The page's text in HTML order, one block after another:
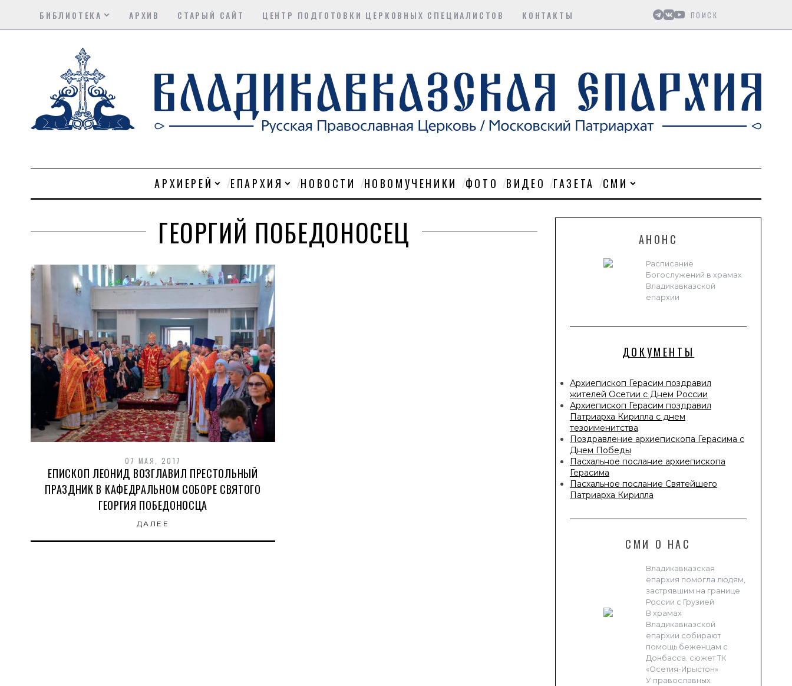
БИБЛИОТЕКА АРХИВ СТАРЫЙ САЙТ ЦЕНТР ПОДГОТОВКИ ЦЕРКОВНЫХ СПЕЦИАЛИСТОВ КОНТАКТЫ
АРХИЕРЕЙ ЕПАРХИЯ НОВОСТИ НОВОМУЧЕНИКИ ФОТО ВИДЕО ГАЗЕТА СМИ
АНОНС
Расписание
Богослужений в храмах
Владикавказской
епархии
ДОКУМЕНТЫ
Архиепископ Герасим поздравил
жителей Осетии с Днем России
Архиепископ Герасим поздравил
Патриарха Кирилла с днем
тезоименитства
Поздравление архиепископа Герасима с
Днем Победы
Пасхальное послание архиепископа
Герасима
Пасхальное послание Святейшего
Патриарха Кирилла
СМИ О НАС
Владикавказская
епархия помогла людям,
застрявшим на границе
России с Грузией
В храмах
Владикавказской
епархии собирают
помощь беженцам с
Донбасса. сюжет ТК
«Осетия-Ирыстон»
У православных
ГЕОРГИЙ ПОБЕДОНОСЕЦ
07 МАЯ, 2017
ЕПИСКОП ЛЕОНИД ВОЗГЛАВИЛ ПРЕСТОЛЬНЫЙ
ПРАЗДНИК В КАФЕДРАЛЬНОМ СОБОРЕ СВЯТОГО
ГЕОРГИЯ ПОБЕДОНОСЦА
ДАЛЕЕ